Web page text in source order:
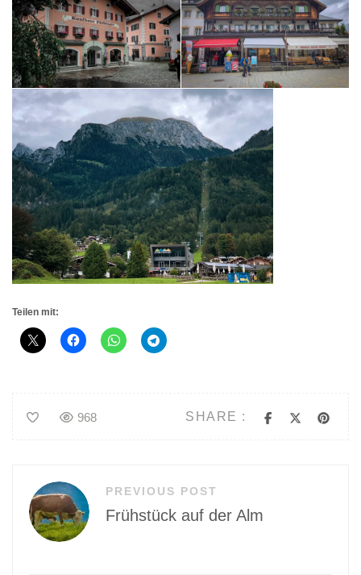
Teilen mit:
SHARE :
968
Beitragsnavigation
PREVIOUS POST
Frühstück auf der Alm